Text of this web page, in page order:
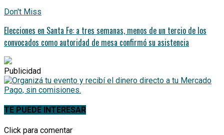
Don't Miss
Elecciones en Santa Fe: a tres semanas, menos de un tercio de los
convocados como autoridad de mesa confirmó su asistencia
Publicidad
TE PUEDE INTERESAR
Click para comentar